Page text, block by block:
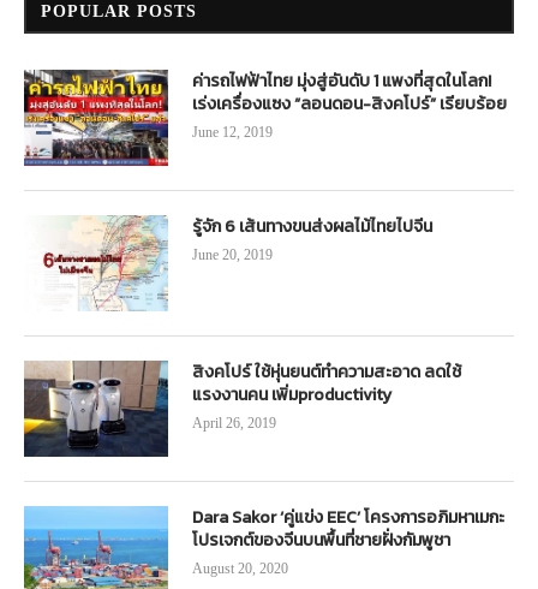
POPULAR POSTS
ค่ารถไฟฟ้าไทย มุ่งสู่อันดับ 1 แพงที่สุดในโลก!
เร่งเครื่องแซง “ลอนดอน-สิงคโปร์” เรียบร้อย
June 12, 2019
รู้จัก 6 เส้นทางขนส่งผลไม้ไทยไปจีน
June 20, 2019
สิงคโปร์ ใช้หุ่นยนต์ทำความสะอาด ลดใช้
แรงงานคน เพิ่มproductivity
April 26, 2019
Dara Sakor ‘คู่แข่ง EEC’ โครงการอภิมหาเมกะ
โปรเจกต์ของจีนบนพื้นที่ชายฝั่งกัมพูชา
August 20, 2020